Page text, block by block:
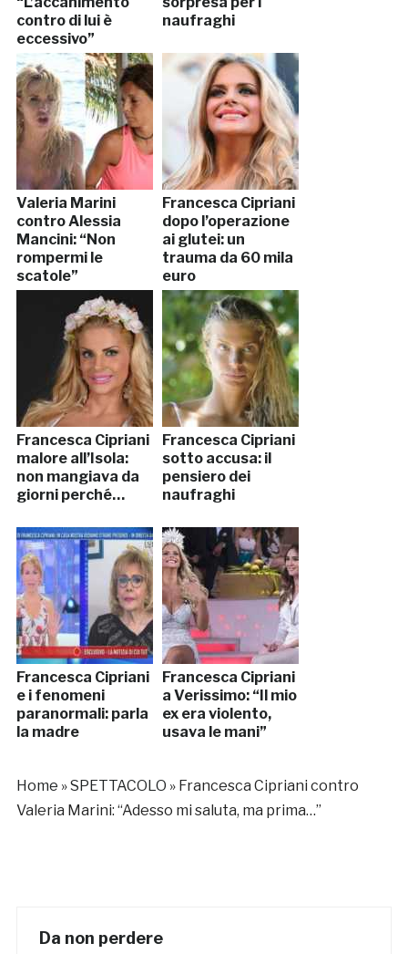
contro di lui è
eccessivo”
naufraghi
Valeria Marini
contro Alessia
Mancini: “Non
rompermi le
scatole”
Francesca Cipriani
dopo l’operazione
ai glutei: un
trauma da 60 mila
euro
Francesca Cipriani
malore all’Isola:
non mangiava da
giorni perché…
Francesca Cipriani
sotto accusa: il
pensiero dei
naufraghi
Francesca Cipriani
e i fenomeni
paranormali: parla
la madre
Francesca Cipriani
a Verissimo: “Il mio
ex era violento,
usava le mani”
Home »SPETTACOLO » Francesca Cipriani contro
Valeria Marini: “Adesso mi saluta, ma prima…”
Da non perdere